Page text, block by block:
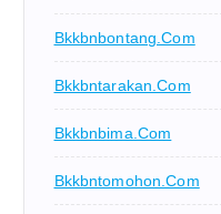
Bkkbnbontang.com
Bkkbntarakan.com
Bkkbnbima.com
Bkkbntomohon.com